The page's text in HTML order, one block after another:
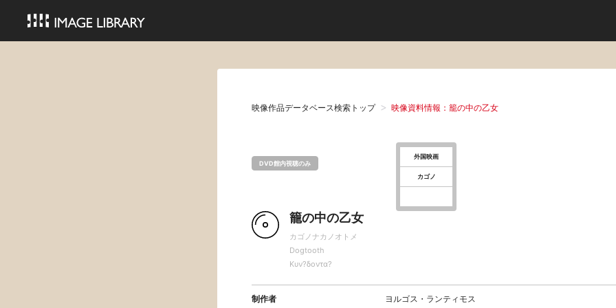
映像作品データベース検索トップ 映像資料情報：籠の中の乙女
DVD館内視聴のみ
外国映画
カゴノ
籠の中の乙女
カゴノナカノオトメ
Dogtooth
Κυν?δοντα?
制作者 ヨルゴス・ランティモス